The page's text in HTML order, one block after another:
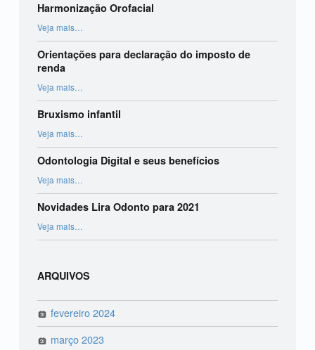
Harmonização Orofacial
Veja mais…
Orientações para declaração do imposto de
renda
Veja mais“Orientações para declaração do imposto de renda”
…
Bruxismo infantil
Veja mais…
Odontologia Digital e seus benefícios
Veja mais…
Novidades Lira Odonto para 2021
Veja mais…
ARQUIVOS
fevereiro 2024
março 2023